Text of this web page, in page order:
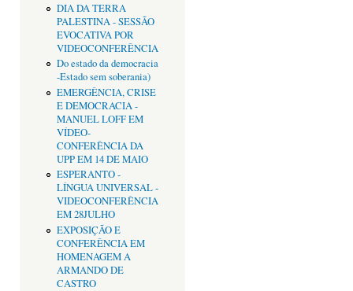
DIA DA TERRA
PALESTINA - SESSÃO
EVOCATIVA POR
VIDEOCONFERÊNCIA
Do estado da democracia
-Estado sem soberania)
EMERGÊNCIA, CRISE
E DEMOCRACIA -
MANUEL LOFF EM
VÍDEO-
CONFERÊNCIA DA
UPP EM 14 DE MAIO
ESPERANTO -
LÍNGUA UNIVERSAL -
VIDEOCONFERÊNCIA
EM 28JULHO
EXPOSIÇÃO E
CONFERÊNCIA EM
HOMENAGEM A
ARMANDO DE
CASTRO